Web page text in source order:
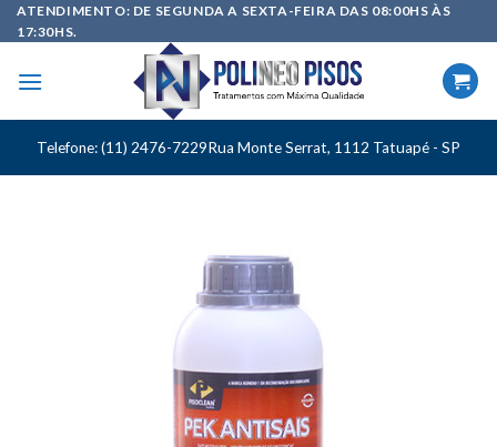
Skip
to
ATENDIMENTO: DE SEGUNDA A SEXTA-FEIRA DAS 08:00HS ÀS
17:30HS.
Telefone: (11) 2476-7229Rua Monte Serrat, 1112 Tatuapé - SP